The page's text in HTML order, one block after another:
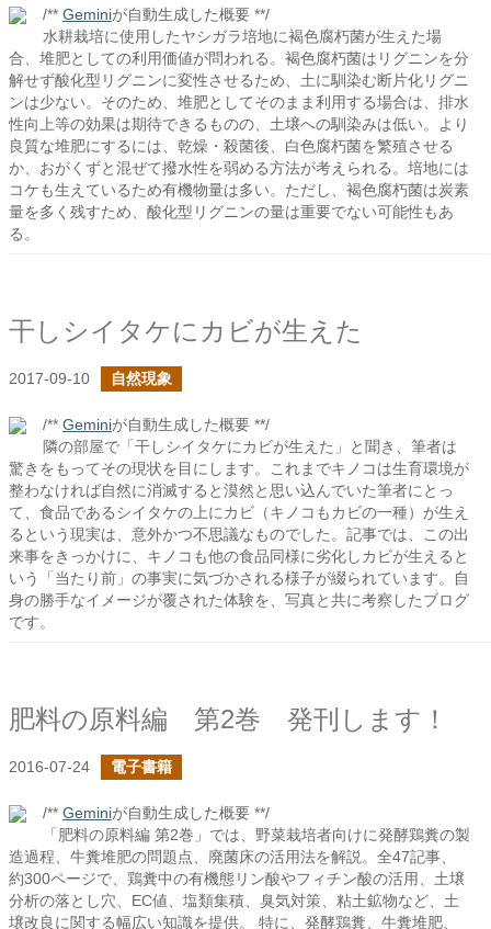
/** Geminiが自動生成した概要 **/
水耕栽培に使用したヤシガラ培地に褐色腐朽菌が生えた場
合、堆肥としての利用価値が問われる。褐色腐朽菌はリグニンを分
解せず酸化型リグニンに変性させるため、土に馴染む断片化リグニ
ンは少ない。そのため、堆肥としてそのまま利用する場合は、排水
性向上等の効果は期待できるものの、土壌への馴染みは低い。より
良質な堆肥にするには、乾燥・殺菌後、白色腐朽菌を繁殖させる
か、おがくずと混ぜて撥水性を弱める方法が考えられる。培地には
コケも生えているため有機物量は多い。ただし、褐色腐朽菌は炭素
量を多く残すため、酸化型リグニンの量は重要でない可能性もあ
る。
干しシイタケにカビが生えた
2017-09-10 自然現象
/** Geminiが自動生成した概要 **/
隣の部屋で「干しシイタケにカビが生えた」と聞き、筆者は
驚きをもってその現状を目にします。これまでキノコは生育環境が
整わなければ自然に消滅すると漠然と思い込んでいた筆者にとっ
て、食品であるシイタケの上にカビ（キノコもカビの一種）が生え
るという現実は、意外かつ不思議なものでした。記事では、この出
来事をきっかけに、キノコも他の食品同様に劣化しカビが生えると
いう「当たり前」の事実に気づかされる様子が綴られています。自
身の勝手なイメージが覆された体験を、写真と共に考察したブログ
です。
肥料の原料編 第2巻 発刊します！
2016-07-24 電子書籍
/** Geminiが自動生成した概要 **/
「肥料の原料編 第2巻」では、野菜栽培者向けに発酵鶏糞の製
造過程、牛糞堆肥の問題点、廃菌床の活用法を解説。全47記事、
約300ページで、鶏糞中の有機態リン酸やフィチン酸の活用、土壌
分析の落とし穴、EC値、塩類集積、臭気対策、粘土鉱物など、土
壌改良に関する幅広い知識を提供。 特に、発酵鶏糞、牛糞堆肥、